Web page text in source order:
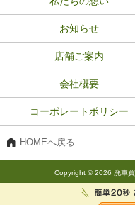
お知らせ
店舗ご案内
会社概要
コーポレートポリシー
HOMEへ戻る
Copyright © 2026 廃車